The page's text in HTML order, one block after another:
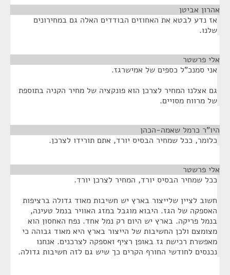
אהרון אביטן
אז נדע לבטא את האחוזים הבודדים האלה גם במחירונים
שלנו.
אלי פרשטר
אני סמנכ"ל כספים של אמישרגז.
גם אצלנו המחיר לצרכן הוא פונקציה של מחיר הקניה בתוספת
של מרווח מסויים.
היו"ר כרמל שאמה-הכהן
כלומר, ככל שמחיר הבסיס יורד, אתם תורידו לצרכן.
אלי פרשטר
ככל שמחיר הבסיס יורד, המחיר לצרכן יורד.
חשוב לציין שלייצור בארץ יש חשיבות מאוד גדולה ברציפות
האספקה של הגז. היבוא מוגבל במזג האוויר בנמל טעינה,
בנמל פריקה. בארץ יש היום רק נמל אחד. נפח האחסון הוא
מצומצם ולכן החשיבות של הייצור בארץ היא מאוד גבוהה כי
מאפשרת רכישת גז באופן רציף ואספקה לצרכנים. אנחנו
נכנסים לחודשי החורף הקרים כך שיש גם לזה חשיבות גדולה.